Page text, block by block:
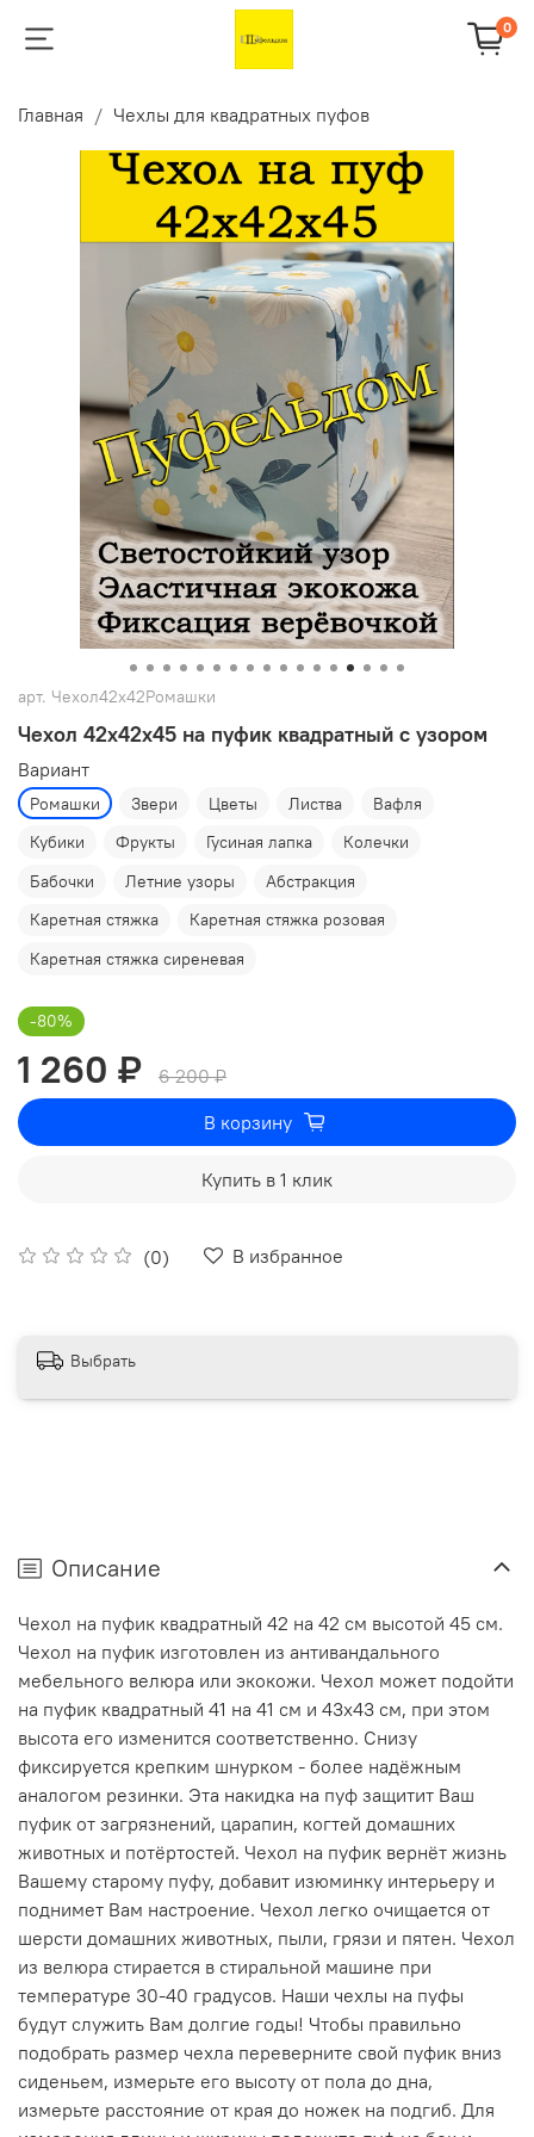
0
Главная Чехлы для квадратных пуфов
арт. Чехол42х42Ромашки
Чехол 42х42х45 на пуфик квадратный с узором
(0) В избранное
Вариант
Ромашки Звери Цветы Листва
Вафля
Кубики
Фрукты Гусиная лапка
Колечки
Бабочки
Летние узоры
Абстракция
Каретная стяжка
Каретная стяжка розовая
Каретная стяжка сиреневая
-80%
1 260 ₽
6 200 ₽
В корзину
Купить в 1 клик
Выбрать
Описание
Чехол на пуфик квадратный 42 на 42 см высотой 45 см.
Чехол на пуфик изготовлен из антивандального
мебельного велюра или экокожи. Чехол может подойти
на пуфик квадратный 41 на 41 см и 43х43 см, при этом
высота его изменится соответственно. Снизу
фиксируется крепким шнурком - более надёжным
аналогом резинки. Эта накидка на пуф защитит Ваш
пуфик от загрязнений, царапин, когтей домашних
животных и потёртостей. Чехол на пуфик вернёт жизнь
Вашему старому пуфу, добавит изюминку интерьеру и
поднимет Вам настроение. Чехол легко очищается от
шерсти домашних животных, пыли, грязи и пятен. Чехол
из велюра стирается в стиральной машине при
температуре 30-40 градусов. Наши чехлы на пуфы
будут служить Вам долгие годы! Чтобы правильно
подобрать размер чехла переверните свой пуфик вниз
сиденьем, измерьте его высоту от пола до дна,
измерьте расстояние от края до ножек на подгиб. Для